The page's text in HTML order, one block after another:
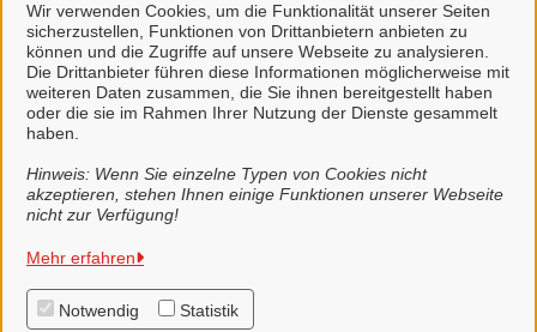
Wir verwenden Cookies, um die Funktionalität unserer Seiten
sicherzustellen, Funktionen von Drittanbietern anbieten zu
können und die Zugriffe auf unsere Webseite zu analysieren.
Die Drittanbieter führen diese Informationen möglicherweise mit
weiteren Daten zusammen, die Sie ihnen bereitgestellt haben
oder die sie im Rahmen Ihrer Nutzung der Dienste gesammelt
haben.
Hinweis: Wenn Sie einzelne Typen von Cookies nicht
akzeptieren, stehen Ihnen einige Funktionen unserer Webseite
nicht zur Verfügung!
Mehr erfahren
Notwendig Statistik
Weitere Informationen zur BundID finden Sie auf der
FAQ-Seite des Bundes.
Stadt Lingen (Ems)
Alle Rechte vorbehalten